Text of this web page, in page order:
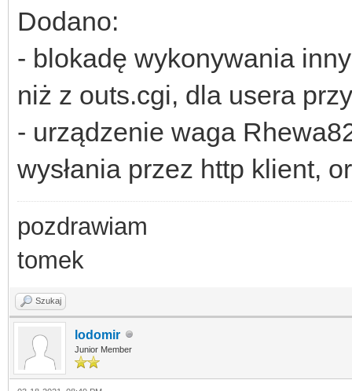
Dodano:
- blokadę wykonywania
niż z outs.cgi, dla usera
- urządzenie waga
wysłania przez http klient,
pozdrawiam
tomek
Szukaj
lodomir
Junior Member